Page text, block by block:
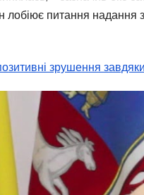
лобіює питання
зрушення